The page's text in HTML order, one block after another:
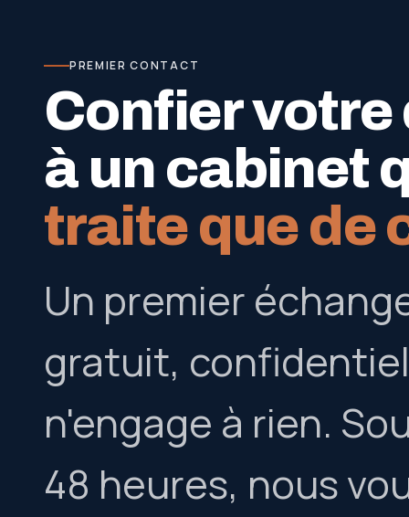
PREMIER CONTACT
Confier votre
à un cabinet
traite que de
Un premier
gratuit,
n'engage à rien.
48 heures, nous